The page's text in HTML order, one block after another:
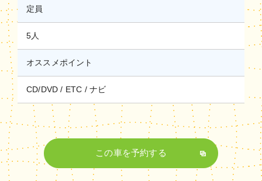
定員
5人
オススメポイント
CD/DVD ETC ナビ
この車を予約する